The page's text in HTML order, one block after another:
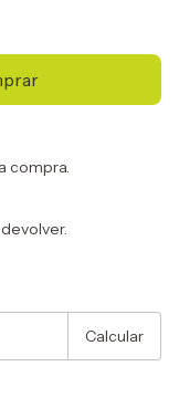
compra.
Calcular